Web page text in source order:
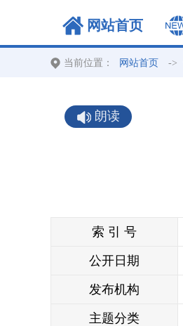
网站首页
当前位置： 网站首页 ->
朗读
索 引 号
公开日期
发布机构
主题分类